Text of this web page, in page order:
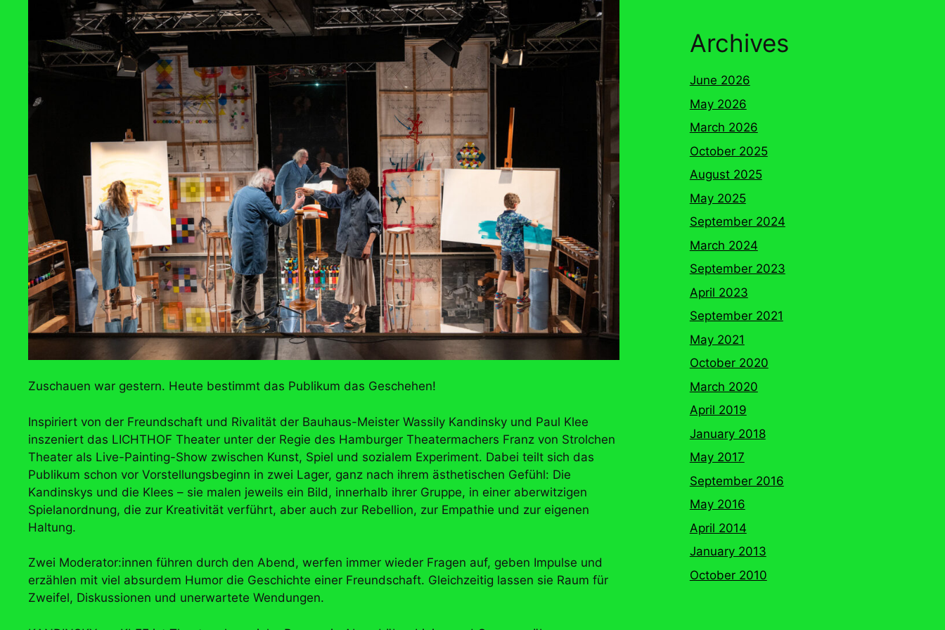
Zuschauen war gestern. Heute bestimmt das Publikum das Geschehen!
Inspiriert von der Freundschaft und Rivalität der Bauhaus-Meister Wassily Kandinsky und Paul Klee
inszeniert das LICHTHOF Theater unter der Regie des Hamburger Theatermachers Franz von Strolchen
Theater als Live-Painting-Show zwischen Kunst, Spiel und sozialem Experiment. Dabei teilt sich das
Publikum schon vor Vorstellungsbeginn in zwei Lager, ganz nach ihrem ästhetischen Gefühl: Die
Kandinskys und die Klees – sie malen jeweils ein Bild, innerhalb ihrer Gruppe, in einer aberwitzigen
Spielanordnung, die zur Kreativität verführt, aber auch zur Rebellion, zur Empathie und zur eigenen
Haltung.
Zwei Moderator:innen führen durch den Abend, werfen immer wieder Fragen auf, geben Impulse und
erzählen mit viel absurdem Humor die Geschichte einer Freundschaft. Gleichzeitig lassen sie Raum für
Zweifel, Diskussionen und unerwartete Wendungen.
Archives
June 2026
May 2026
March 2026
October 2025
August 2025
May 2025
September 2024
March 2024
September 2023
April 2023
September 2021
May 2021
October 2020
March 2020
April 2019
January 2018
May 2017
September 2016
May 2016
April 2014
January 2013
October 2010